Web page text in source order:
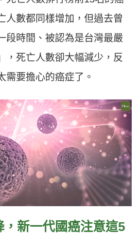
人數都同樣增加，但過去曾
段時間、被認為是台灣最嚴
，死亡人數卻大幅減少，反
需要擔心的癌症了。
，新一代國癌注意這5